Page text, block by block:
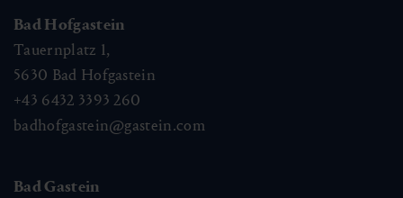
Bad Hofgastein
Tauernplatz 1,
5630 Bad Hofgastein
+43 6432 3393 260
badhofgastein@gastein.com
Bad Gastein